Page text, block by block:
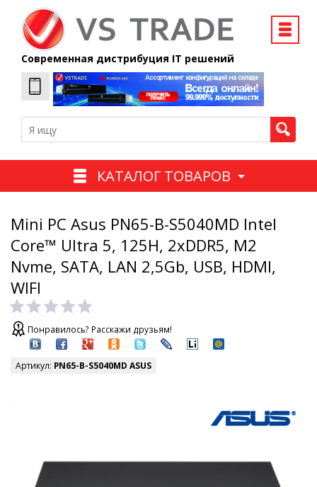
Современная дистрибуция IT решений
КАТАЛОГ ТОВАРОВ
Mini PC Asus PN65-B-S5040MD Intel
Core™ Ultra 5, 125H, 2xDDR5, M2
Nvme, SATA, LAN 2,5Gb, USB, HDMI,
WIFI
Понравилось? Расскажи друзьям!
Артикул: PN65-B-S5040MD ASUS